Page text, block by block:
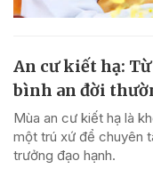
An cư kiết hạ:
bình an đời
Mùa an cư kiết hạ là
một trú xứ để chuyên
trưởng đạo hạnh.